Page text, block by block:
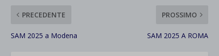
PRECEDENTE
SAM 2025 a Modena
PROSSIMO
SAM 2025 A ROMA